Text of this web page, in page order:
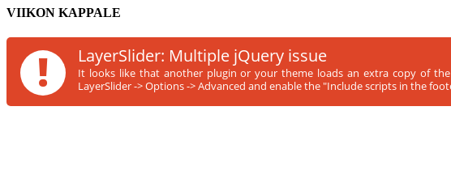
VIIKON KAPPALE
! LayerSlider: Multiple jQuery issue
It looks like that another plugin or your theme loads an extra copy of
LayerSlider -> Options -> Advanced and enable the "Include scripts in the